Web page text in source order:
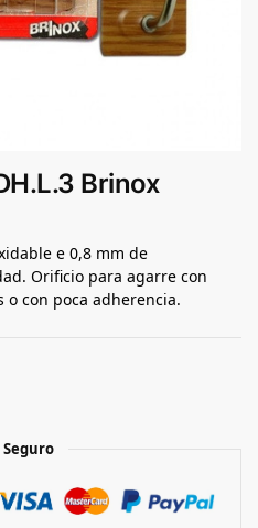
Brinox
e 0,8 mm de
Orificio para agarre con
con poca adherencia.
Seguro